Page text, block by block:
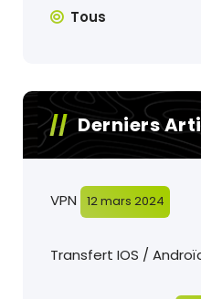
Tous
Derniers
VPN 12 mars 2024
Transfert IOS /